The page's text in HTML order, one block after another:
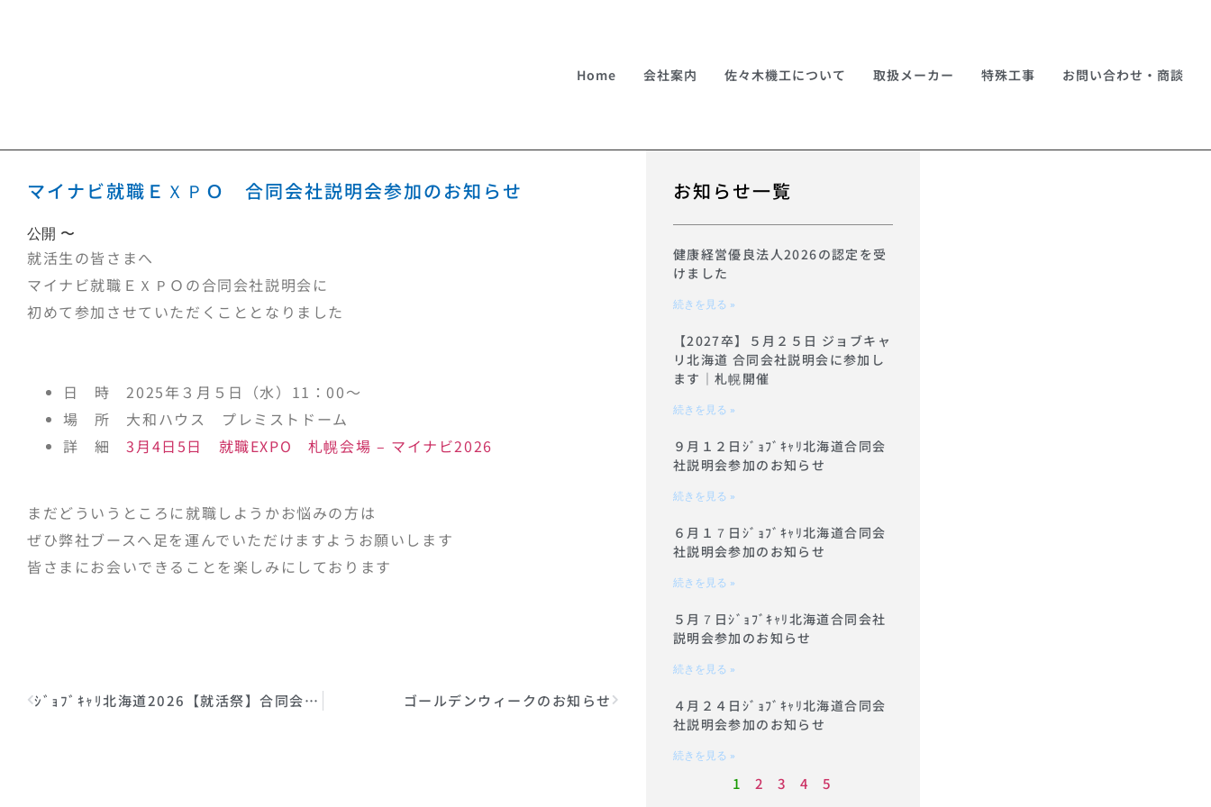
Home 会社案内 佐々木機工について 取扱メーカー 特殊工事 お問い合わせ・商談
マイナビ就職ＥＸＰＯ 合同会社説明会参加のお知らせ
公開 〜
就活生の皆さまへ
マイナビ就職ＥＸＰＯの合同会社説明会に
初めて参加させていただくこととなりました
日 時 2025年３月５日（水）11：00～
場 所 大和ハウス プレミストドーム
詳 細3月4日5日 就職EXPO 札幌会場 – マイナビ2026
まだどういうところに就職しようかお悩みの方は
ぜひ弊社ブースへ足を運んでいただけますようお願いします
皆さまにお会いできることを楽しみにしております
ｼﾞｮﾌﾞｷｬﾘ北海道2026【就活祭】合同会社説明会参加のお知らせ ゴールデンウィークのお知らせ
お知らせ一覧
健康経営優良法人2026の認定を受
けました
続きを見る »
【2027卒】５月２５日 ジョブキャ
リ北海道 合同会社説明会に参加し
ます｜札幌開催
続きを見る »
９月１２日ｼﾞｮﾌﾞｷｬﾘ北海道合同会
社説明会参加のお知らせ
続きを見る »
６月１７日ｼﾞｮﾌﾞｷｬﾘ北海道合同会
社説明会参加のお知らせ
続きを見る »
５月７日ｼﾞｮﾌﾞｷｬﾘ北海道合同会社
説明会参加のお知らせ
続きを見る »
４月２４日ｼﾞｮﾌﾞｷｬﾘ北海道合同会
社説明会参加のお知らせ
続きを見る »
1 2 3 4 5